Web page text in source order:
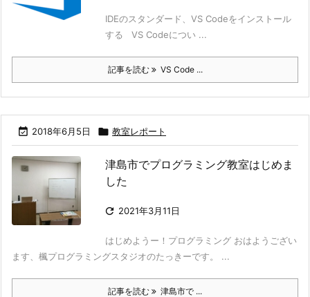
IDEのスタンダード、VS Codeをインストール
する VS Codeについ ...
記事を読む VS Code ...
 2018年6月5日  教室レポート
津島市でプログラミング教室はじめま
した
 2021年3月11日
はじめようー！プログラミング おはようござい
ます、楓プログラミングスタジオのたっきーです。 ...
記事を読む 津島市で ...